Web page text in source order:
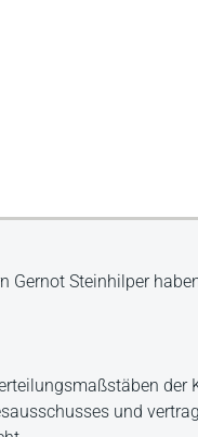
Gernot Steinhilper
der
und